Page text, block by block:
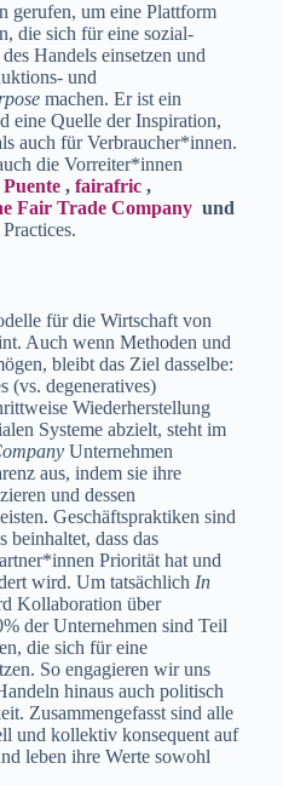
gerufen, um eine Plattform
die sich für eine sozial-
Handels einsetzen und
und
machen. Er ist ein
eine Quelle der Inspiration,
auch für Verbraucher*innen.
die Vorreiter*innen
, fairafric,
Fair Trade Companyund
für die Wirtschaft von
Auch wenn Methoden und
bleibt das Ziel dasselbe:
(vs. degeneratives)
Wiederherstellung
Systeme abzielt, steht im
Unternehmen
aus, indem sie ihre
und dessen
Geschäftspraktiken sind
beinhaltet, dass das
Priorität hat und
wird. Um tatsächlich In
Kollaboration über
der Unternehmen sind Teil
die sich für eine
So engagieren wir uns
hinaus auch politisch
Zusammengefasst sind alle
und kollektiv konsequent auf
leben ihre Werte sowohl